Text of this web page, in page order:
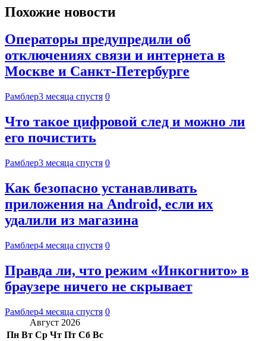
Похожие новости
Операторы предупредили об
отключениях связи и интернета в
Москве и Санкт-Петербурге
Рамблер3 месяца спустя 0
Что такое цифровой след и можно ли
его почистить
Рамблер3 месяца спустя 0
Как безопасно устанавливать
приложения на Android, если их
удалили из магазина
Рамблер4 месяца спустя 0
Правда ли, что режим «Инкогнито» в
браузере ничего не скрывает
Рамблер4 месяца спустя 0
Август 2026
Пн Вт Ср Чт Пт Сб Вс